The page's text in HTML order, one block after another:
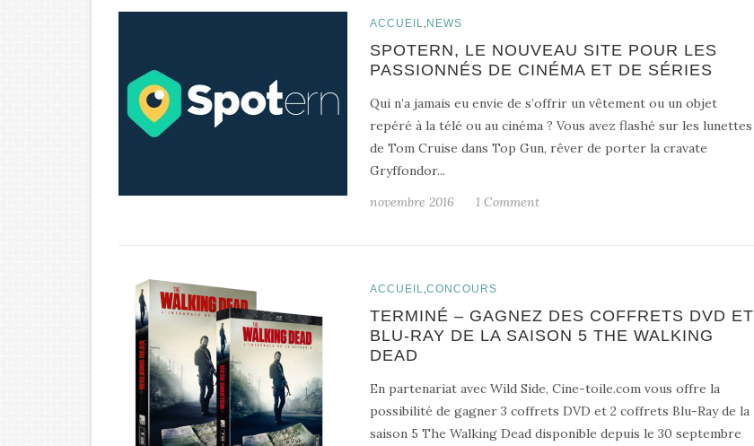
ACCUEIL, NEWS
SPOTERN, LE NOUVEAU SITE POUR LES
PASSIONNÉS DE CINÉMA ET DE SÉRIES
Qui n’a jamais eu envie de s’offrir un vêtement ou un objet
repéré à la télé ou au cinéma ? Vous avez flashé sur les lunettes
de Tom Cruise dans Top Gun, rêver de porter la cravate
Gryffondor...
novembre 2016
1 Comment
ACCUEIL,CONCOURS
TERMINÉ – GAGNEZ DES COFFRETS DVD ET
BLU-RAY DE LA SAISON 5 THE WALKING
DEAD
En partenariat avec Wild Side, Cine-toile.com vous offre la
possibilité de gagner 3 coffrets DVD et 2 coffrets Blu-Ray de la
saison 5 The Walking Dead disponible depuis le 30 septembre